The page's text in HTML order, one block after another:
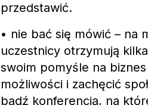
przedstawić.
• nie bać się mówić – na
uczestnicy otrzymują
swoim pomyśle na
możliwości i zachęcić
bądź konferencja, na